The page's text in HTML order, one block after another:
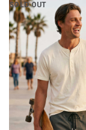
SOLD OUT